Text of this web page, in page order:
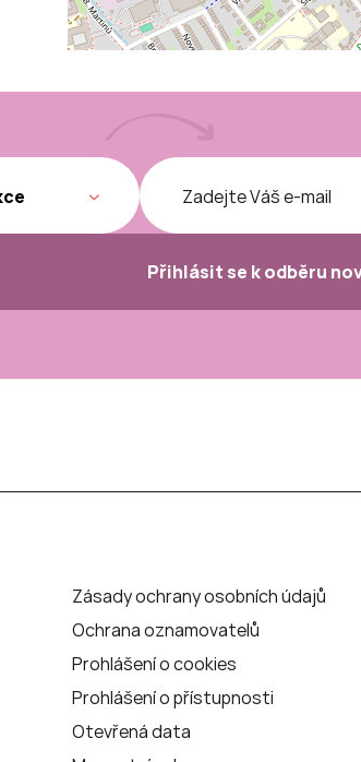
Přihlásit se k odběru
Zásady ochrany osobních údajů
Ochrana oznamovatelů
Prohlášení o cookies
Prohlášení o přístupnosti
Otevřená data